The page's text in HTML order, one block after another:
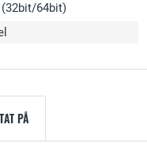
64bit)
PÅ